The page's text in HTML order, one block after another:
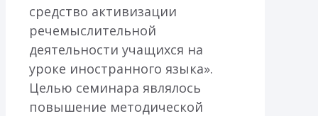
средство активизации
речемыслительной
деятельности учащихся на
уроке иностранного языка».
Целью семинара являлось
повышение методической